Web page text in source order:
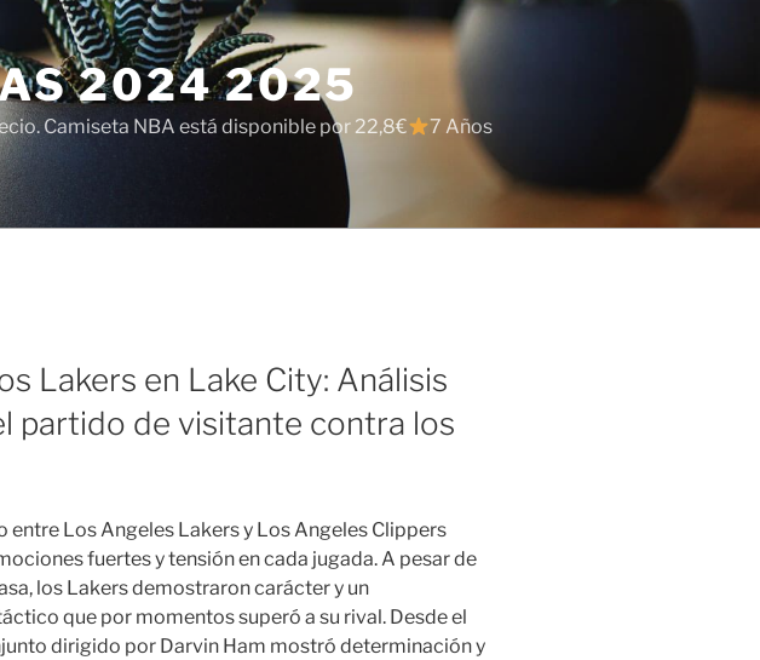
2024 2025
Camiseta NBA está disponible por 22,8€
7 Años
Lakers en Lake City: Análisis
partido de visitante contra los
entre Los Angeles Lakers y Los Angeles Clippers
fuertes y tensión en cada jugada. A pesar de
los Lakers demostraron carácter y un
que por momentos superó a su rival. Desde el
dirigido por Darvin Ham mostró determinación y